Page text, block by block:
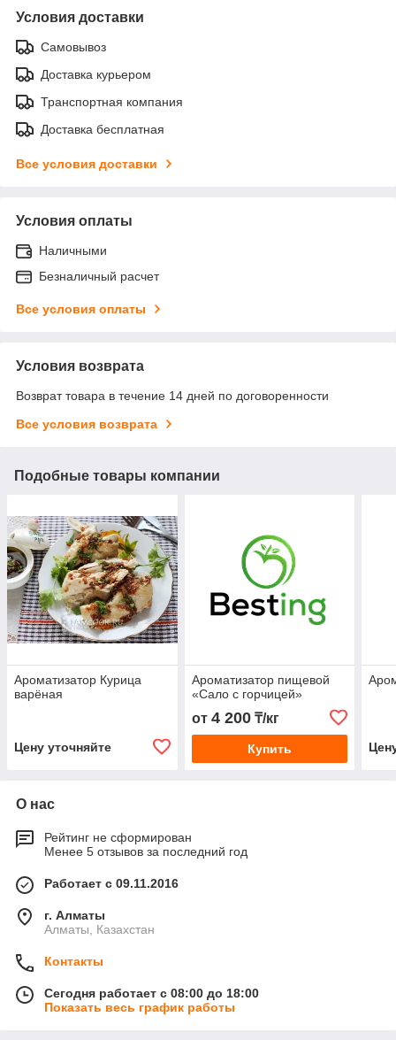
Условия доставки
Самовывоз
Доставка курьером
Транспортная компания
Доставка бесплатная
Все условия доставки
Условия оплаты
Наличными
Безналичный расчет
Все условия оплаты
Условия возврата
Возврат товара в течение 14 дней по договоренности
Все условия возврата
Подобные товары компании
Ароматизатор Курица
варёная
Цену уточняйте
Ароматизатор пищевой
«Cало с горчицей»
от 4 200₸/кг
Купить
О нас
Рейтинг не сформирован
Менее 5 отзывов за последний год
Работает с 09.11.2016
г. Алматы
Алматы, Казахстан
Контакты
Сегодня работает с 08:00 до 18:00
Показать весь график работы